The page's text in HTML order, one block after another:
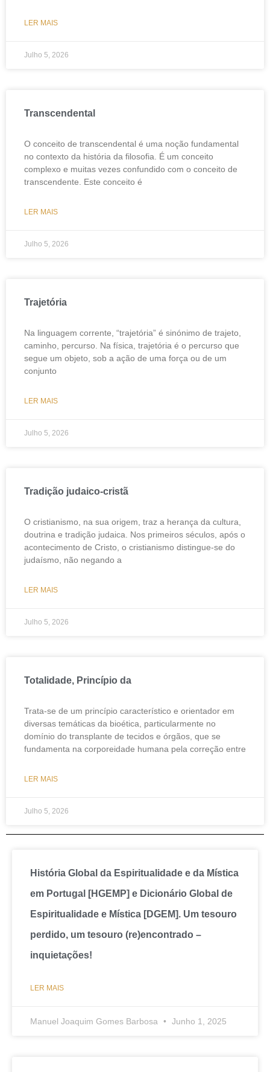
LER MAIS
Julho 5, 2026
Transcendental
O conceito de transcendental é uma noção fundamental
no contexto da história da filosofia. É um conceito
complexo e muitas vezes confundido com o conceito de
transcendente. Este conceito é
LER MAIS
Julho 5, 2026
Trajetória
Na linguagem corrente, “trajetória” é sinónimo de trajeto,
caminho, percurso. Na física, trajetória é o percurso que
segue um objeto, sob a ação de uma força ou de um
conjunto
LER MAIS
Julho 5, 2026
Tradição judaico-cristã
O cristianismo, na sua origem, traz a herança da cultura,
doutrina e tradição judaica. Nos primeiros séculos, após o
acontecimento de Cristo, o cristianismo distingue-se do
judaísmo, não negando a
LER MAIS
Julho 5, 2026
Totalidade, Princípio da
Trata-se de um princípio característico e orientador em
diversas temáticas da bioética, particularmente no
domínio do transplante de tecidos e órgãos, que se
fundamenta na corporeidade humana pela correção entre
LER MAIS
Julho 5, 2026
História Global da Espiritualidade e da Mística
em Portugal [HGEMP] e Dicionário Global de
Espiritualidade e Mística [DGEM]. Um tesouro
perdido, um tesouro (re)encontrado –
inquietações!
LER MAIS
Manuel Joaquim Gomes Barbosa Junho 1, 2025